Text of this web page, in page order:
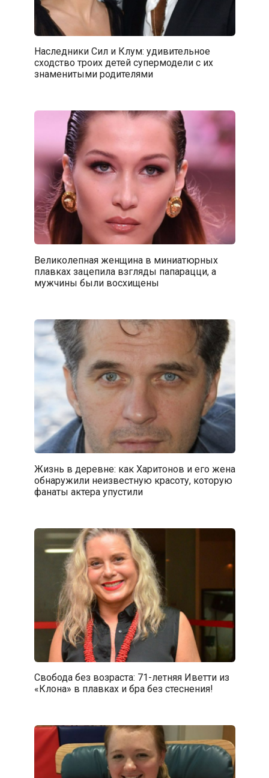
Наследники Сил и Клум: удивительное
сходство троих детей супермодели с их
знаменитыми родителями
Великолепная женщина в миниатюрных
плавках зацепила взгляды папарацци, а
мужчины были восхищены
Жизнь в деревне: как Харитонов и его жена
обнаружили неизвестную красоту, которую
фанаты актера упустили
Свобода без возраста: 71-летняя Иветти из
«Клона» в плавках и бра без стеснения!